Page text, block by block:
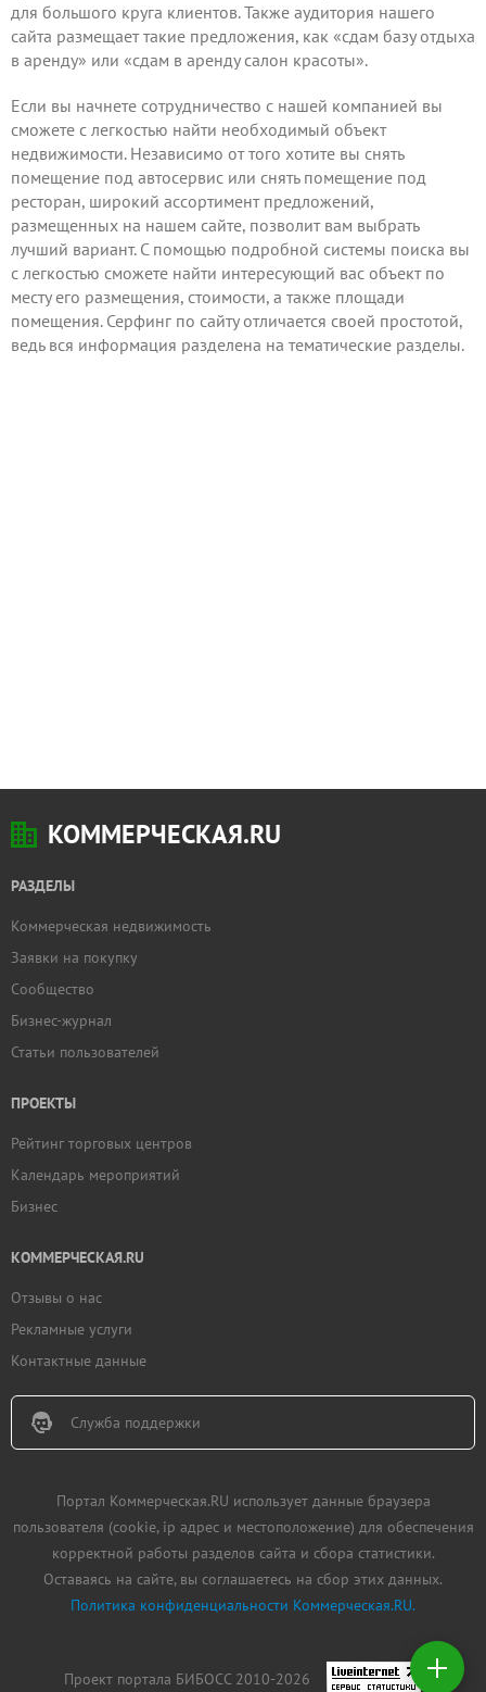
Добавить
Создать
для большого круга клиентов. Также аудитория нашего
сайта размещает такие предложения, как «сдам базу отдыха
в аренду» или «сдам в аренду салон красоты».
Если вы начнете сотрудничество с нашей компанией вы
сможете с легкостью найти необходимый объект
недвижимости. Независимо от того хотите вы снять
помещение под автосервис или снять помещение под
ресторан, широкий ассортимент предложений,
размещенных на нашем сайте, позволит вам выбрать
лучший вариант. С помощью подробной системы поиска вы
с легкостью сможете найти интересующий вас объект по
месту его размещения, стоимости, а также площади
помещения. Серфинг по сайту отличается своей простотой,
ведь вся информация разделена на тематические разделы.
КОММЕРЧЕСКАЯ.RU
РАЗДЕЛЫ
Коммерческая недвижимость
Заявки на покупку
Сообщество
Бизнес-журнал
Статьи пользователей
ПРОЕКТЫ
Рейтинг торговых центров
Календарь мероприятий
Бизнес
КОММЕРЧЕСКАЯ.RU
Отзывы о нас
Рекламные услуги
Контактные данные
Служба поддержки
Портал Коммерческая.RU использует данные браузера
пользователя (cookie, ip адрес и местоположение) для обеспечения
корректной работы разделов сайта и сбора статистики.
Оставаясь на сайте, вы соглашаетесь на сбор этих данных.
Политика конфиденциальности Коммерческая.RU.
Проект портала БИБОСС 2010-2026